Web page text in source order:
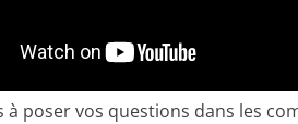
à poser vos questions dans les